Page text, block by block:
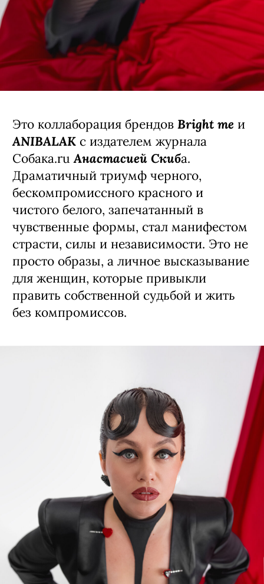
Это коллаборация брендов Bright me и
ANIBALAK с издателем журнала
Собака.ru Анастасией Скиба.
Драматичный триумф черного,
бескомпромиссного красного и
чистого белого, запечатанный в
чувственные формы, стал манифестом
страсти, силы и независимости. Это не
просто образы, а личное высказывание
для женщин, которые привыкли
править собственной судьбой и жить
без компромиссов.